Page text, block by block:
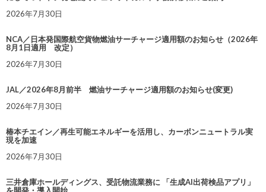
2026年7月30日
NCA／日本発国際航空貨物燃油サーチャージ適用額のお知らせ（2026年
8月1日適用 改定）
2026年7月30日
JAL／2026年8月前半 燃油サーチャージ適用額のお知らせ(変更)
2026年7月30日
椿本チエイン／再生可能エネルギーを活用し、カーボンニュートラル実
現を加速
2026年7月30日
三井倉庫ホールディングス、受託物流業務に 「生成AI出荷検品アプリ」